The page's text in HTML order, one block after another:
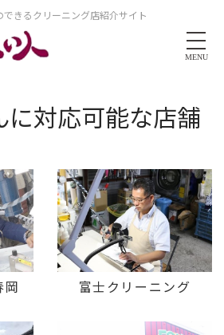
きるクリーニング店紹介サイト
MENU
に対応可能な店舗
岡 富士クリーニング